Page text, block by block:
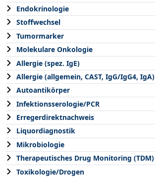
Endokrinologie
Stoffwechsel
Tumormarker
Molekulare Onkologie
Allergie (spez. IgE)
Allergie (allgemein, CAST, IgG/IgG4, IgA)
Autoantikörper
Infektionsserologie/PCR
Erregerdirektnachweis
Liquordiagnostik
Mikrobiologie
Therapeutisches Drug Monitoring (TDM)
Toxikologie/Drogen